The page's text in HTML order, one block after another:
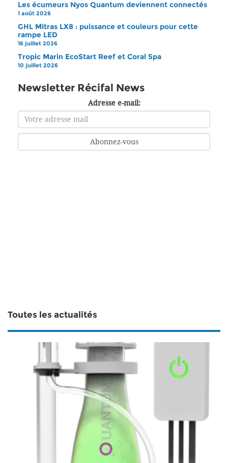
Les écumeurs Nyos Quantum deviennent connectés
1 août 2026
GHL Mitras LX8 : puissance et couleurs pour cette
rampe LED
16 juillet 2026
Tropic Marin EcoStart Reef et Coral Spa
10 juillet 2026
Newsletter Récifal News
Adresse e-mail:
Toutes les actualités